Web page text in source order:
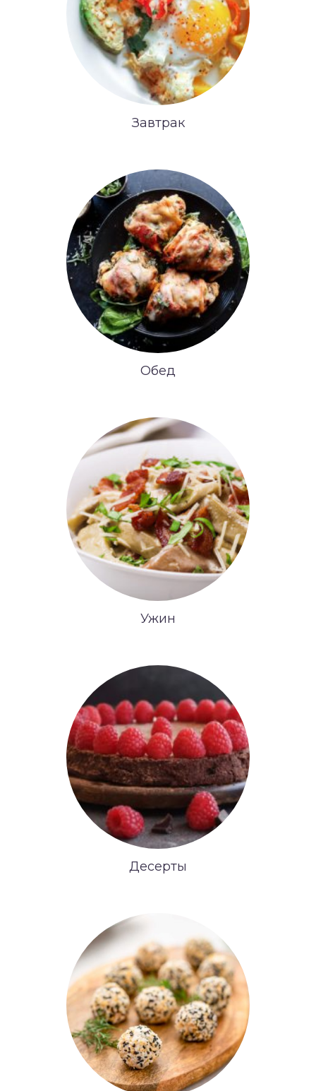
Завтрак
Обед
Ужин
Десерты